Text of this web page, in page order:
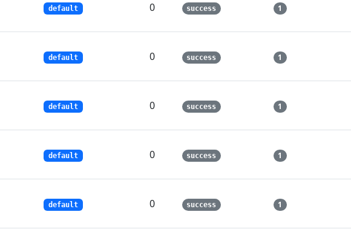
default 0 success 1
default 0 success 1
default 0 success 1
default 0 success 1
default 0 success 1